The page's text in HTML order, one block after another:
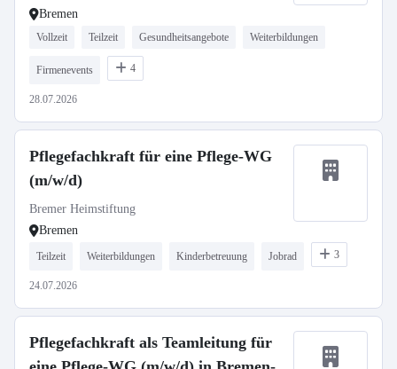
Bremen
Vollzeit Teilzeit Gesundheitsangebote Weiterbildungen
Firmenevents 4
28.07.2026
Pflegefachkraft für eine Pflege-WG
(m/w/d)
Bremer Heimstiftung
Bremen
Teilzeit Weiterbildungen Kinderbetreuung Jobrad 3
24.07.2026
Pflegefachkraft als Teamleitung für